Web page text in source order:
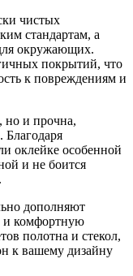
чистых
стандартам, а
окружающих.
покрытий, что
к повреждениям и
но и прочна,
Благодаря
оклейке особенной
и не боится
дополняют
и комфортную
полотна и стекол,
к вашему дизайну